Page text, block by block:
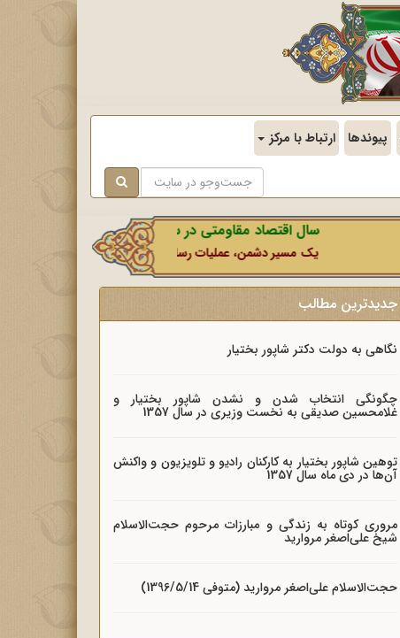
پیوندها ارتباط با مرکز
سال اقتصاد مقاومتی در سایه وحدت ملی و امنیت ملی.
یک مسیر دشمن، عملیات رسانه‌ای او است که در این ایام بطور
جدیدترین مطالب
نگاهی به دولت دکتر شاپور بختیار
چگونگی انتخاب شدن و نشدن شاپور بختیار و
غلامحسین صدیقی به نخست وزیری در سال 1357
توهین شاپور بختیار به کارکنان رادیو و تلویزیون و واکنش
آن‌ها در دی ماه سال 1357
مروری کوتاه به زندگی و مبارزات مرحوم حجت‌الاسلام
شیخ علی‌اصغر مروارید
حجت‌الاسلام علی‌اصغر مروارید (متوفی 1396/5/14)